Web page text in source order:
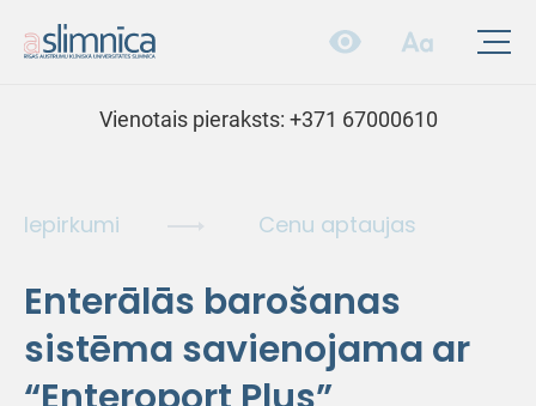
Vienotais pieraksts: +371 67000610
Iepirkumi Cenu aptaujas
Enterālās barošanas
sistēma savienojama ar